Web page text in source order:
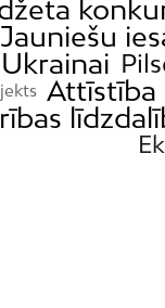
Jauniešu
Attīstība